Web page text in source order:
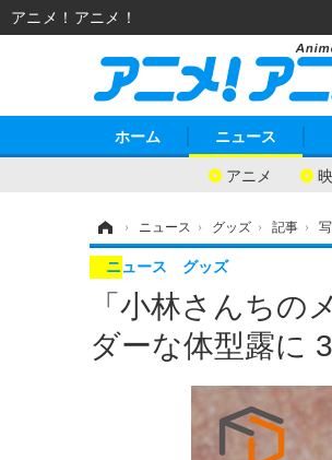
ホーム ニュース
アニメ
› ニュース › グッズ › 記事 ›
「小林さんちの
ダーな体型露に
ニュース グッズ
アニメ！アニメ！